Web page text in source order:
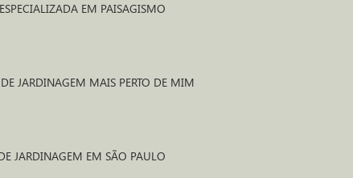
ESPECIALIZADA EM PAISAGISMO
DE JARDINAGEM MAIS PERTO DE MIM
DE JARDINAGEM EM SÃO PAULO